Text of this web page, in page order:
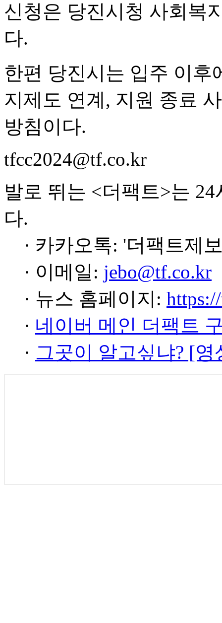
신청은 당진시청 사회복
다.
한편 당진시는 입주 이후
지제도 연계, 지원 종료
방침이다.
tfcc2024@tf.co.kr
발로 뛰는 <더팩트>는
다.
· 카카오톡: '더팩트제
· 이메일: jebo@tf.co.kr
· 뉴스 홈페이지:
· 네이버 메인 더팩트
· 그곳이 알고싶냐? [